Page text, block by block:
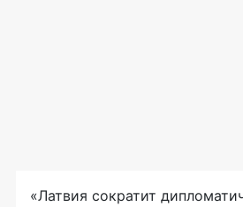
«Латвия сократит